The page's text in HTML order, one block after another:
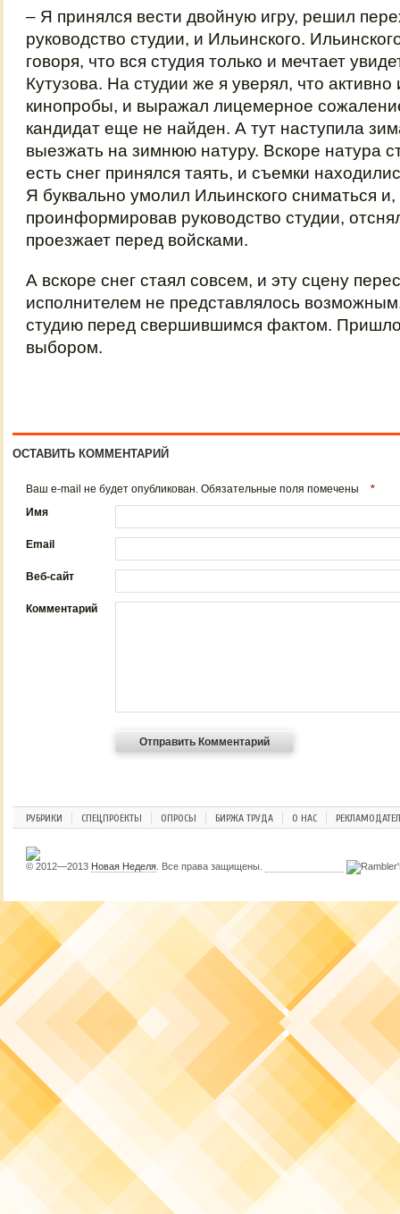
– Я принялся вести двойную игру, решил
руководство студии, и Ильинского.
говоря, что вся студия только и мечтает
Кутузова. На студии же я уверял, что
кинопробы, и выражал лицемерное
кандидат еще не найден. А тут наступила
выезжать на зимнюю натуру. Вскоре натура
есть снег принялся таять, и съемки
Я буквально умолил Ильинского сниматься и,
проинформировав руководство студии,
проезжает перед войсками.
А вскоре снег стаял совсем, и эту сцену
исполнителем не представлялось
студию перед свершившимся фактом.
выбором.
ОСТАВИТЬ КОММЕНТАРИЙ
Ваш e-mail не будет опубликован. Обязательные поля помечены
*
Имя
Email
Веб-сайт
Комментарий
РУБРИКИ СПЕЦПРОЕКТЫ ОПРОСЫ БИРЖА ТРУДА О НАС
© 2012—2013 Новая Неделя . Все права защищены.